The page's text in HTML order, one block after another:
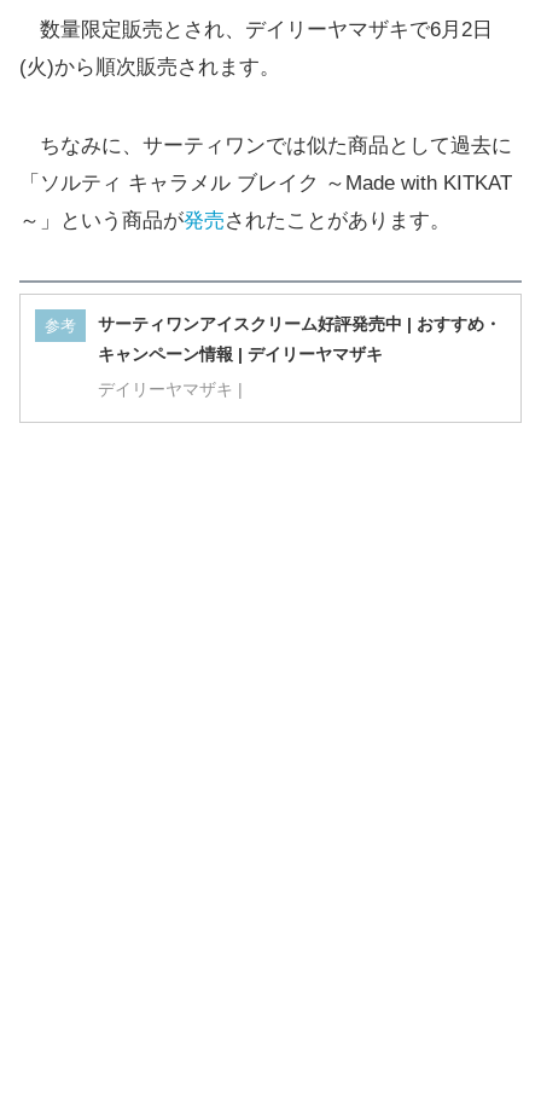
数量限定販売とされ、デイリーヤマザキで6月2日
(火)から順次販売されます。
ちなみに、サーティワンでは似た商品として過去に
「ソルティ キャラメル ブレイク ～Made with KITKAT
～」という商品が発売されたことがあります。
参考
サーティワンアイスクリーム好評発売中 | おすすめ・
キャンペーン情報 | デイリーヤマザキ
デイリーヤマザキ |